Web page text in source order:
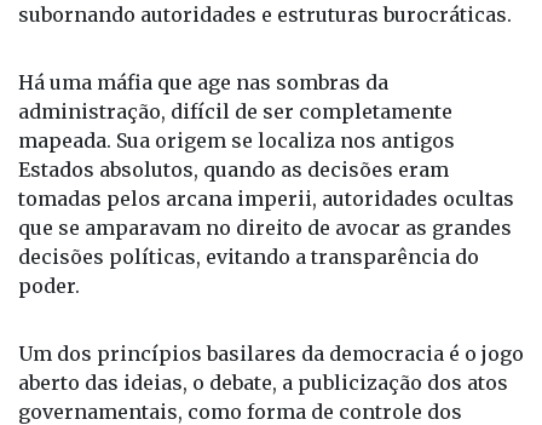
subornando autoridades e estruturas burocráticas.
Há uma máfia que age nas sombras da
administração, difícil de ser completamente
mapeada. Sua origem se localiza nos antigos
Estados absolutos, quando as decisões eram
tomadas pelos arcana imperii, autoridades ocultas
que se amparavam no direito de avocar as grandes
decisões políticas, evitando a transparência do
poder.
Um dos princípios basilares da democracia é o jogo
aberto das ideias, o debate, a publicização dos atos
governamentais, como forma de controle dos